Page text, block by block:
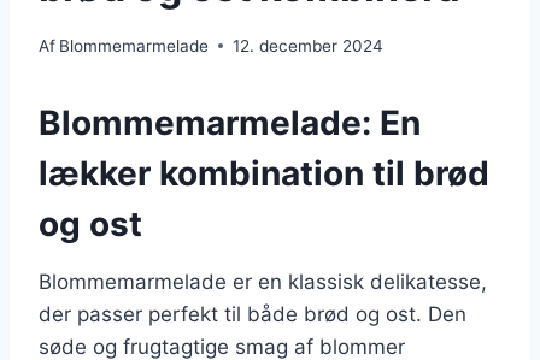
Af Blommemarmelade 12. december 2024
Blommemarmelade: En
lækker kombination til brød
og ost
Blommemarmelade er en klassisk delikatesse,
der passer perfekt til både brød og ost. Den
søde og frugtagtige smag af blommer